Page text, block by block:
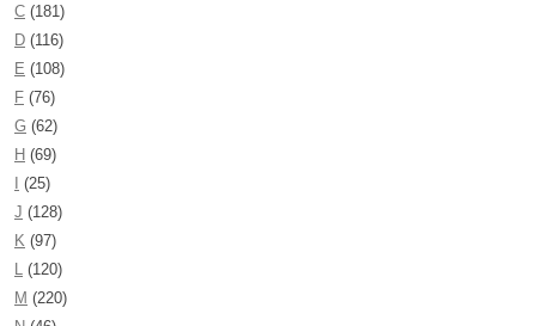
C (181)
D (116)
E (108)
F (76)
G (62)
H (69)
(25)
J (128)
K (97)
(120)
M (220)